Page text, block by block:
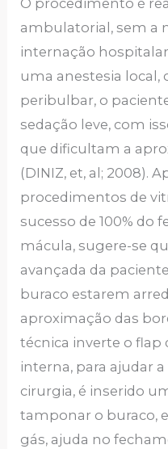
O procedimento é
ambulatorial, sem a
internação
uma anestesia local,
peribulbar, o
sedação leve, com
que dificultam a
(DINIZ, et, al; 2008).
procedimentos de
sucesso de 100% do
mácula, sugere-se
avançada da
buraco estarem
aproximação das
técnica inverte o
interna, para ajudar
cirurgia, é inserido
tamponar o buraco,
gás, ajuda no